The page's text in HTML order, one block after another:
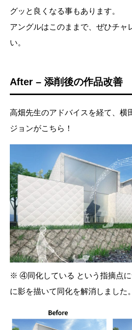
グッと良くなる事もあります。
アングルはこのままで、ぜひチャ
い。
After – 添削後の作品改善
高畑先生のアドバイスを経て、横
ジョンがこちら！
※ ④同化している という指摘点
に影を描いて同化を解消しました。